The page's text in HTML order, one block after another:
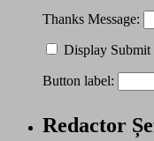
Thanks Message:
Display Submit
Button label:
Redactor